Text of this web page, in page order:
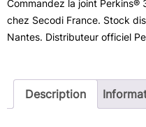
Commandez la joint Perkins®
chez Secodi France. Stock
Nantes. Distributeur officiel
Description